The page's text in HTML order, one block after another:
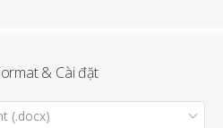
& Cài đặt
(.docx)